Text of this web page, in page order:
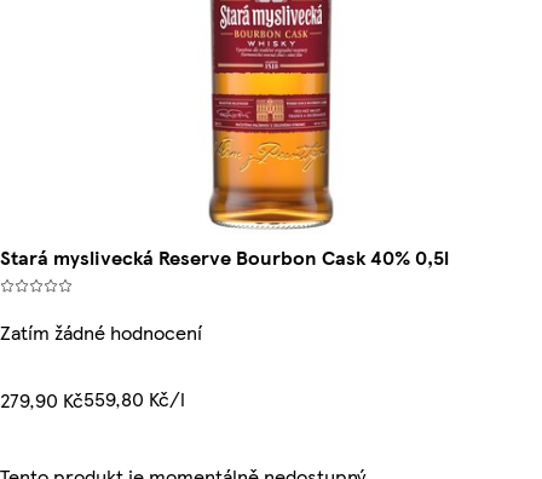
Stará myslivecká Reserve Bourbon Cask 40% 0,5l
Zatím žádné hodnocení
279,90 Kč559,80 Kč/l